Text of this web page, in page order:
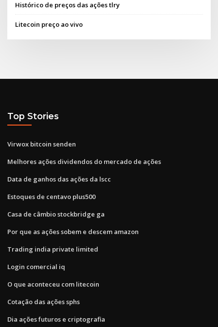
Histórico de preços das ações tlry
Litecoin preço ao vivo
Top Stories
Virwox bitcoin senden
Melhores ações dividendos do mercado de ações
Data de ganhos das ações da lscc
Estoques de centavo plus500
Casa de câmbio stockbridge ga
Por que as ações sobem e descem amazon
Trading india private limited
Login comercial iq
O que aconteceu com litecoin
Cotação das ações sphs
Dia ações futuros e criptografia